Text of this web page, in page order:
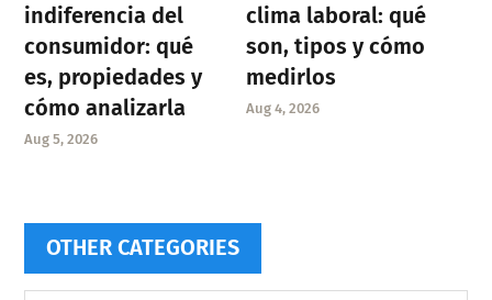
indiferencia del
consumidor: qué
es, propiedades y
cómo analizarla
Aug 5, 2026
clima laboral: qué
son, tipos y cómo
medirlos
Aug 4, 2026
OTHER CATEGORIES